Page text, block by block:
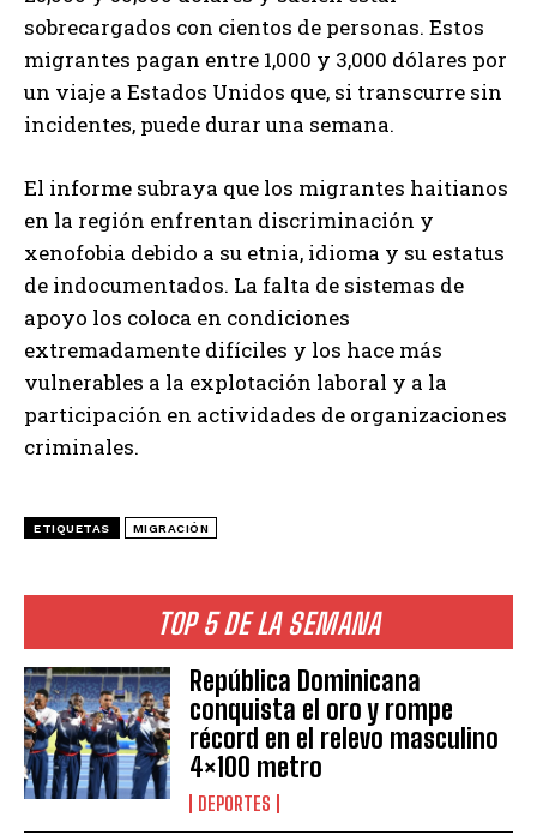
TOP 5 DE LA SEMANA
República Dominicana
conquista el oro y rompe
récord en el relevo masculino
4×100 metro
DEPORTES
sobrecargados con cientos de personas. Estos
migrantes pagan entre 1,000 y 3,000 dólares por
un viaje a Estados Unidos que, si transcurre sin
incidentes, puede durar una semana.
El informe subraya que los migrantes haitianos
en la región enfrentan discriminación y
xenofobia debido a su etnia, idioma y su estatus
de indocumentados. La falta de sistemas de
apoyo los coloca en condiciones
extremadamente difíciles y los hace más
vulnerables a la explotación laboral y a la
participación en actividades de organizaciones
criminales.
ETIQUETAS MIGRACIÓN